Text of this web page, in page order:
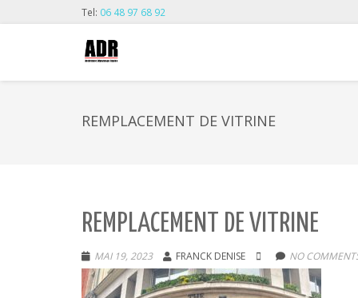
Tel: 06 48 97 68 92
REMPLACEMENT DE VITRINE
REMPLACEMENT DE VITRINE
MAI 19, 2023 FRANCK DENISE NO